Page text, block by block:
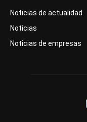
Noticias de actualidad
Noticias
Noticias de empresas